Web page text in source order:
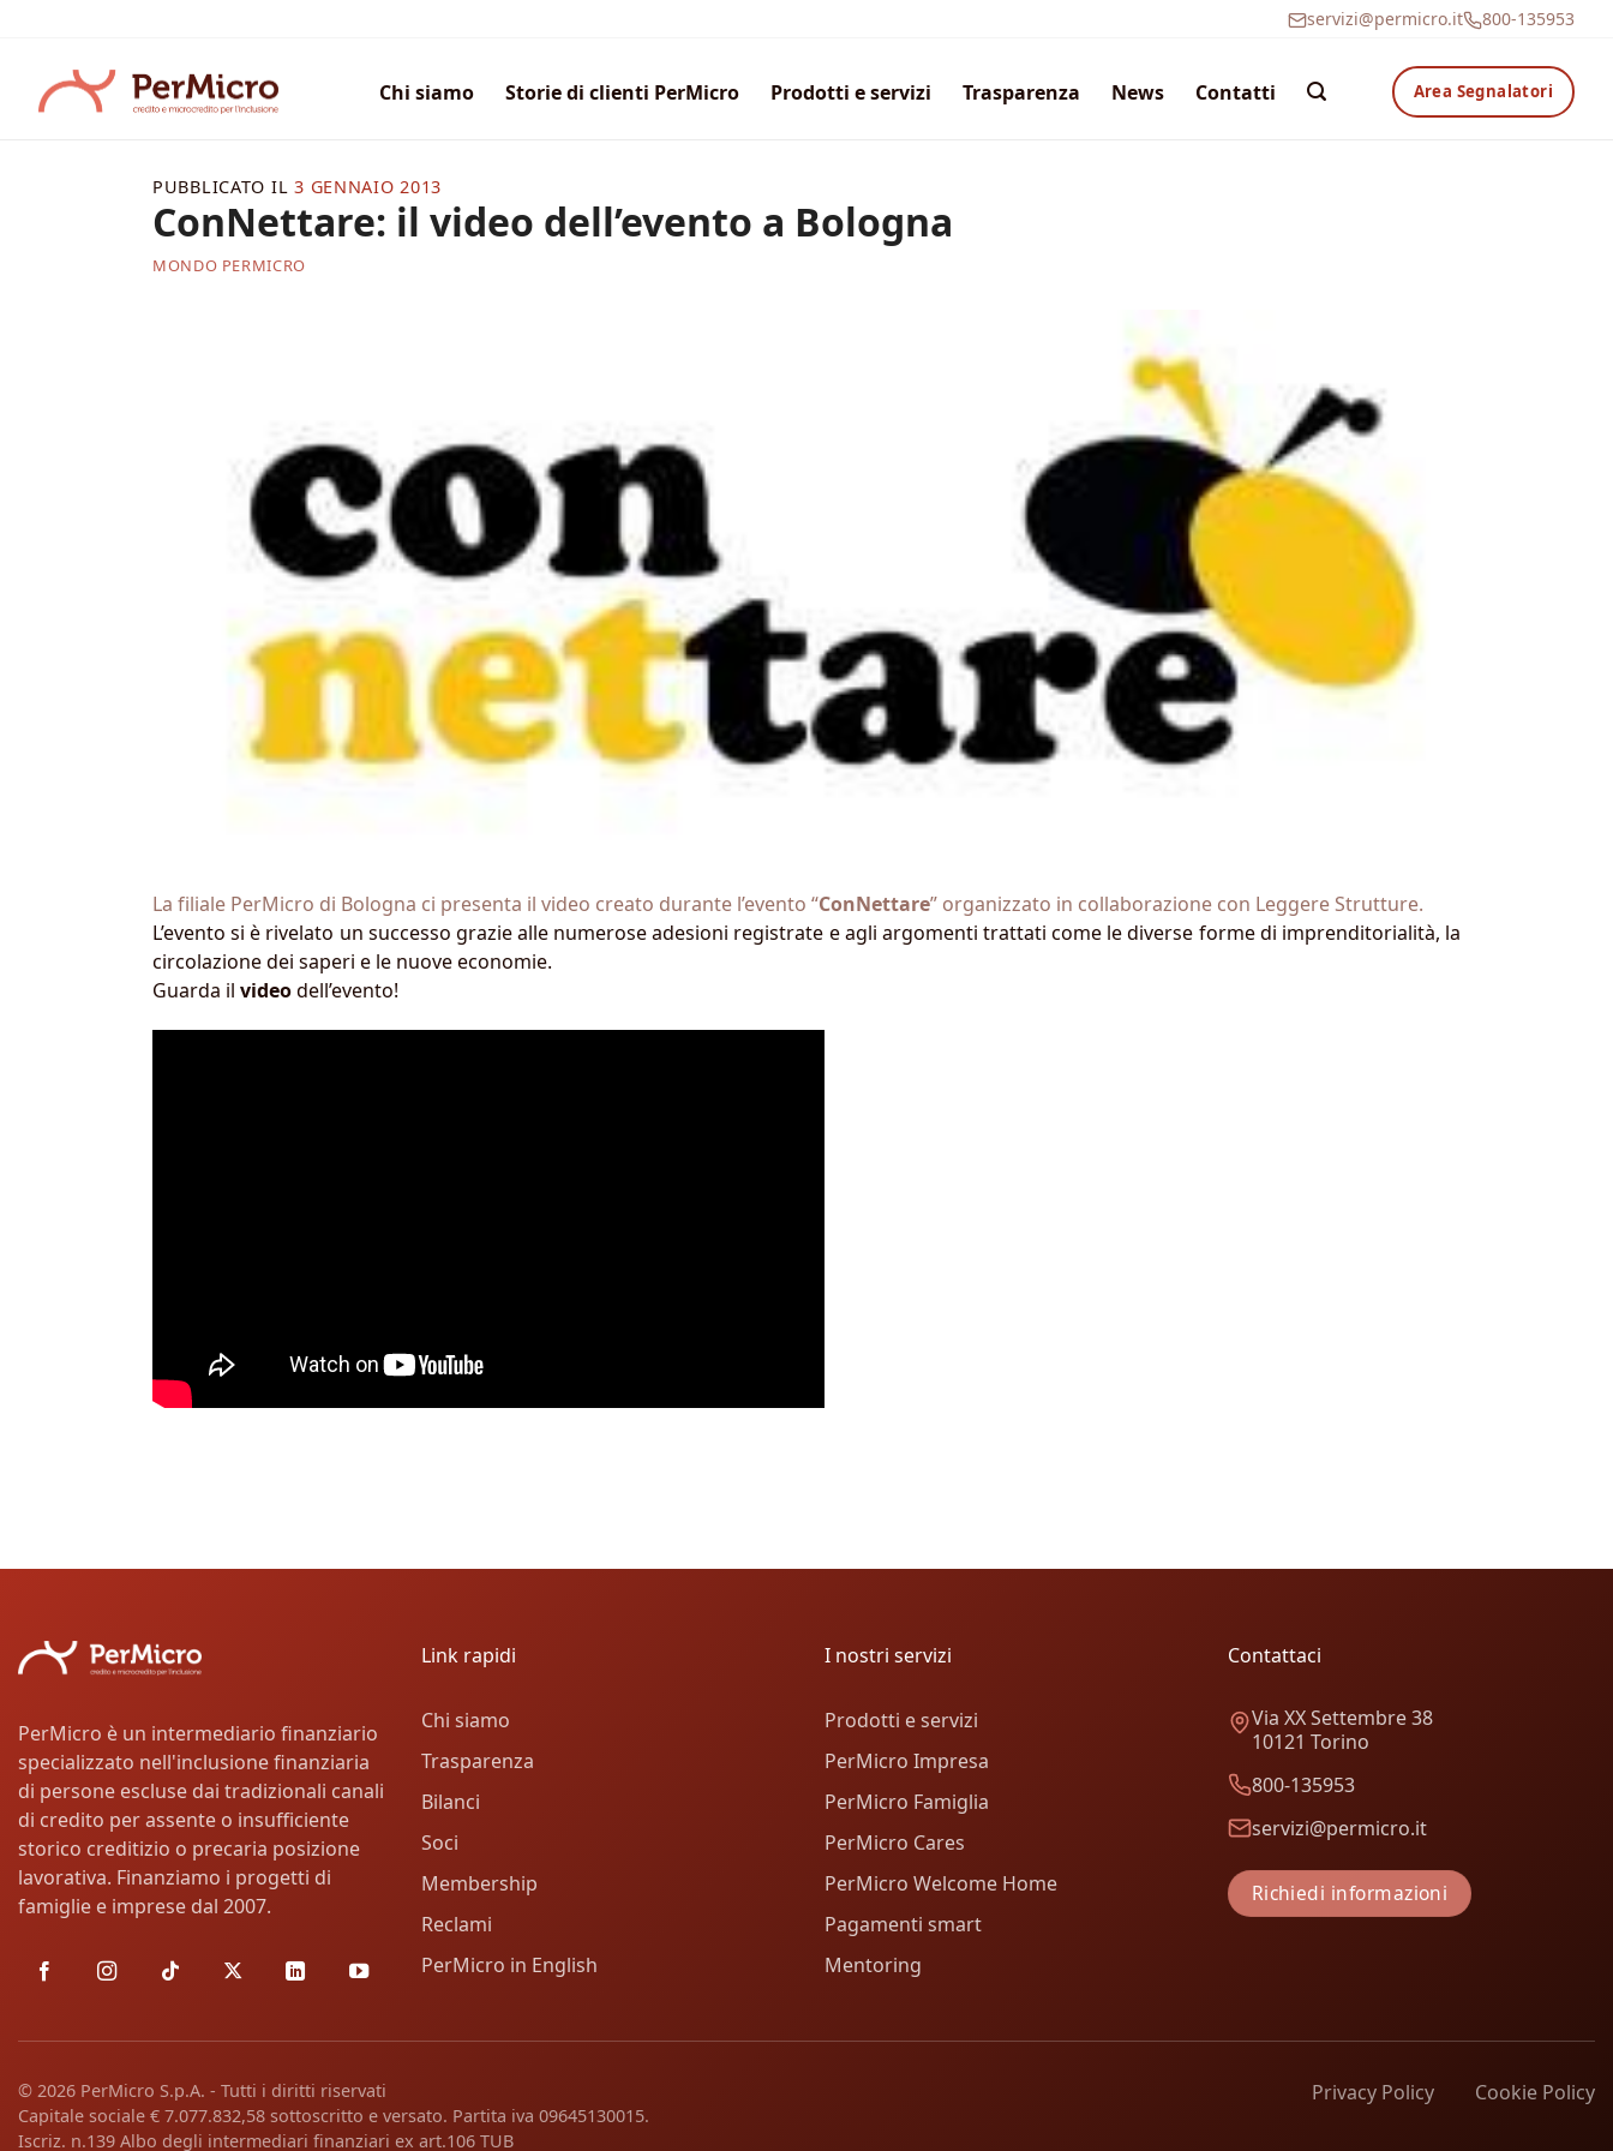
contenuti
servizi@permicro.it 800-135953
Chi siamo Storie di clienti PerMicro Prodotti e servizi Trasparenza News Contatti Area Segnalatori
MONDO PERMICRO
ConNettare: il video dell’evento a Bologna
PUBBLICATO IL3 GENNAIO 2013
La filiale PerMicro di Bologna ci presenta il video creato durante l’evento “ConNettare” organizzato in collaborazione con Leggere Strutture.
L’evento si è rivelato un successo grazie alle numerose adesioni registrate e agli argomenti trattati come le diverse forme di imprenditorialità, la
circolazione dei saperi e le nuove economie.
Guarda il videodell’evento!
PerMicro è un intermediario finanziario
specializzato nell'inclusione finanziaria
di persone escluse dai tradizionali canali
di credito per assente o insufficiente
storico creditizio o precaria posizione
lavorativa. Finanziamo i progetti di
famiglie e imprese dal 2007.
Link rapidi
Chi siamo
Trasparenza
Bilanci
Soci
Membership
Reclami
PerMicro in English
I nostri servizi
Prodotti e servizi
PerMicro Impresa
PerMicro Famiglia
PerMicro Cares
PerMicro Welcome Home
Pagamenti smart
Mentoring
Contattaci
Via XX Settembre 38
10121 Torino
800-135953
servizi@permicro.it
Richiedi informazioni
© 2026 PerMicro S.p.A. - Tutti i diritti riservati
Capitale sociale € 7.077.832,58 sottoscritto e versato. Partita iva 09645130015.
Iscriz. n.139 Albo degli intermediari finanziari ex art.106 TUB
Privacy Policy Cookie Policy